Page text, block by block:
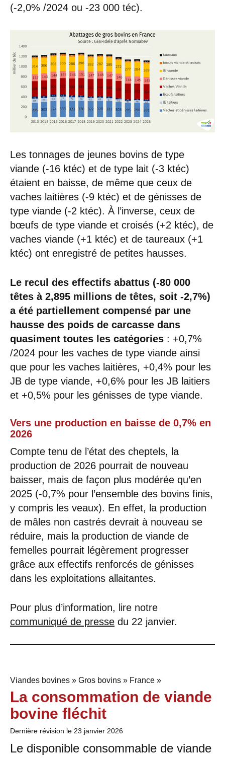
(-2,0% /2024 ou -23 000 téc).
Les tonnages de jeunes bovins de type
viande (-16 ktéc) et de type lait (-3 ktéc)
étaient en baisse, de même que ceux de
vaches laitières (-9 ktéc) et de génisses de
type viande (-2 ktéc). À l’inverse, ceux de
bœufs de type viande et croisés (+2 ktéc), de
vaches viande (+1 ktéc) et de taureaux (+1
ktéc) ont enregistré de petites hausses.
Le recul des effectifs abattus (-80 000
têtes à 2,895 millions de têtes, soit -2,7%)
a été partiellement compensé par une
hausse des poids de carcasse dans
quasiment toutes les catégories : +0,7%
/2024 pour les vaches de type viande ainsi
que pour les vaches laitières, +0,4% pour les
JB de type viande, +0,6% pour les JB laitiers
et +0,5% pour les génisses de type viande.
Vers une production en baisse de 0,7% en
2026
Compte tenu de l’état des cheptels, la
production de 2026 pourrait de nouveau
baisser, mais de façon plus modérée qu’en
2025 (-0,7% pour l’ensemble des bovins finis,
y compris les veaux). En effet, la production
de mâles non castrés devrait à nouveau se
réduire, mais la production de viande de
femelles pourrait légèrement progresser
grâce aux effectifs renforcés de génisses
dans les exploitations allaitantes.
Pour plus d’information, lire notre
communiqué de presse du 22 janvier.
Viandes bovines » Gros bovins » France »
La consommation de viande
bovine fléchit
Dernière révision le 23 janvier 2026
Le disponible consommable de viande